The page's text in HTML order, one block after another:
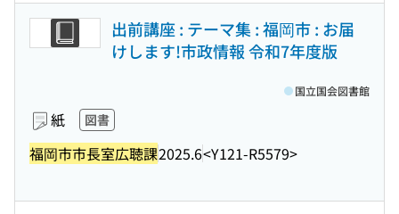
出前講座 : テーマ集 : 福岡市 : お届
けします!市政情報 令和7年度版
紙 図書
福岡市市長室広聴課2025.6<Y121-R5579>
国立国会図書館